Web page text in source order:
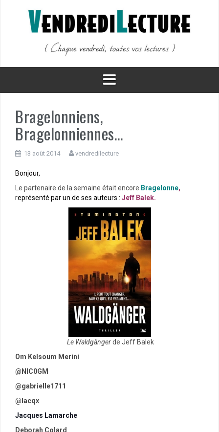
Bragelonniens,
Bragelonniennes…
13 août 2014 vendredilecture
Bonjour,
Le partenaire de la semaine était encore Bragelonne,
représenté par un de ses auteurs : Jeff Balek.
Le Waldgängerde Jeff Balek
Om Kelsoum Merini
@NIC0GM
@gabrielle1711
@lacqx
Jacques Lamarche
Deborah Colard